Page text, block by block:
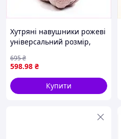
Хутряні навушники рожеві
універсальний розмір,
598.98 ₴
695₴
Купити